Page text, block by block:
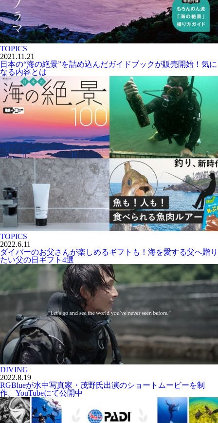
TOPICS
2021.11.21
日本の“海の絶景”を詰め込んだガイドブックが販売開始！気に
なる内容とは
TOPICS
2022.6.11
ダイバーのお父さんが楽しめるギフトも！海を愛する父へ贈り
たい父の日ギフト4選
DIVING
2022.8.19
RGBlueが水中写真家・茂野氏出演のショートムービーを制
作。YouTubeにて公開中